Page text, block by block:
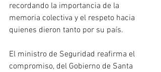
recordando la importancia de la
memoria colectiva y el respeto hacia
quienes dieron tanto por su país.
El ministro de Seguridad reafirma el
compromiso, del Gobierno de Santa